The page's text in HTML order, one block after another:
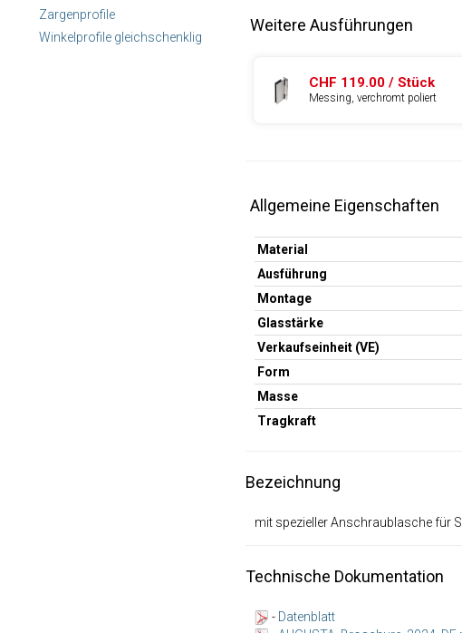
Zargenprofile
Winkelprofile gleichschenklig
Weitere Ausführungen
CHF 119.00 / Stück
Messing, verchromt poliert
Allgemeine Eigenschaften
Material
Ausführung
Montage
Glasstärke
Verkaufseinheit (VE)
Form
Masse
Tragkraft
Bezeichnung
mit spezieller Anschraublasche für
Technische Dokumentation
- Datenblatt